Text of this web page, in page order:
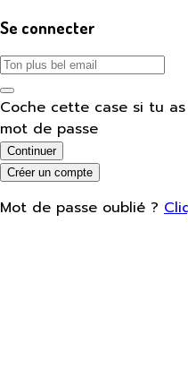
Se connecter
Coche cette case si tu
mot de passe
Continuer
Créer un compte
Mot de passe oublié ?